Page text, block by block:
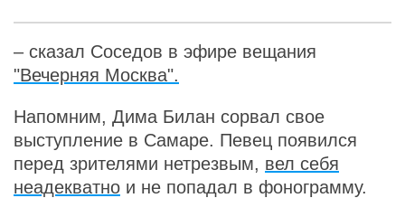
– сказал Соседов в эфире вещания
"Вечерняя Москва".
Напомним, Дима Билан сорвал свое
выступление в Самаре. Певец появился
перед зрителями нетрезвым, вел себя
неадекватно и не попадал в фонограмму.